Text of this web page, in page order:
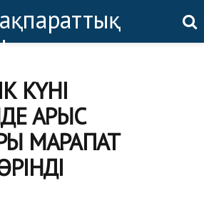
КҮНІ
АРЫС
МАРАПАТ